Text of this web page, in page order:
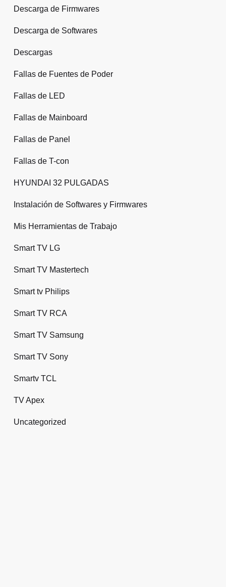
Descarga de Firmwares
Descarga de Softwares
Descargas
Fallas de Fuentes de Poder
Fallas de LED
Fallas de Mainboard
Fallas de Panel
Fallas de T-con
HYUNDAI 32 PULGADAS
Instalación de Softwares y Firmwares
Mis Herramientas de Trabajo
Smart TV LG
Smart TV Mastertech
Smart tv Philips
Smart TV RCA
Smart TV Samsung
Smart TV Sony
Smartv TCL
TV Apex
Uncategorized